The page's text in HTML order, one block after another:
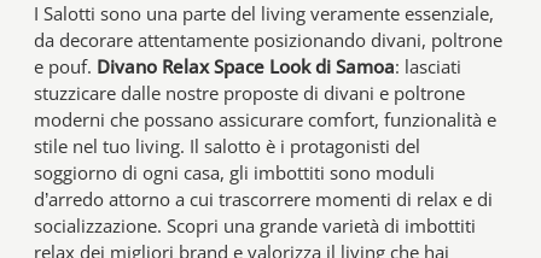
I Salotti sono una parte del living veramente essenziale,
da decorare attentamente posizionando divani, poltrone
e pouf. Divano Relax Space Look di Samoa: lasciati
stuzzicare dalle nostre proposte di divani e poltrone
moderni che possano assicurare comfort, funzionalità e
stile nel tuo living. Il salotto è i protagonisti del
soggiorno di ogni casa, gli imbottiti sono moduli
d’arredo attorno a cui trascorrere momenti di relax e di
socializzazione. Scopri una grande varietà di imbottiti
relax dei migliori brand e valorizza il living che hai